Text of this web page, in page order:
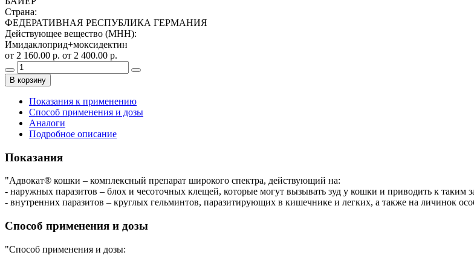
Страна:
ФЕДЕРАТИВНАЯ РЕСПУБЛИКА ГЕРМАНИЯ
Действующее вещество (МНН):
Имидаклоприд+моксидектин
от 2 160.00 р. от 2 400.00 р.
В корзину
Показания к применению
Способ применения и дозы
Аналоги
Подробное описание
Показания
"Адвокат® кошки – комплексный препарат широкого спектра, действующий на:
- наружных паразитов – блох и чесоточных клещей, которые могут вызывать зуд у кошки и приводить к таким
- внутренних паразитов – круглых гельминтов, паразитирующих в кишечнике и легких, а также на личинок
Способ применения и дозы
"Способ применения и дозы: